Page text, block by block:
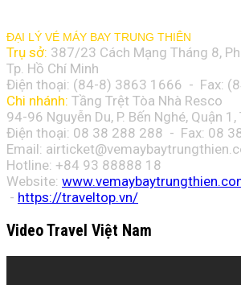
ĐẠI LÝ VÉ MÁY BAY TRUNG THIÊN
Trụ sở: 387/23 Cách Mạng Tháng 8,
Tp. Hồ Chí Minh
Điện thoại: (84-8) 3863 1666 - Fax:
Chi nhánh: Tầng Trệt Tòa Nhà Resco
94-96 Nguyễn Du, P. Bến Nghé, Quận 1,
Điện thoại: 08 38 288 288 - Fax: 08
Email:
Hotline: +84 93 88888 18
Website:
- https://traveltop.vn/
Video Travel Việt Nam